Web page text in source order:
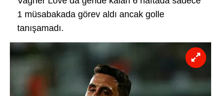
1 müsabakada görev aldı ancak golle
tanışamadı.